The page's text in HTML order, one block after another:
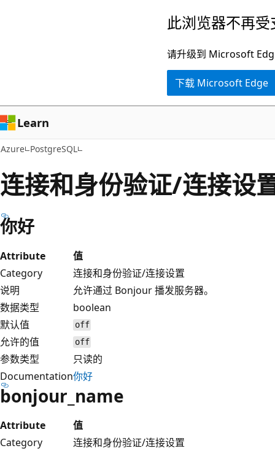
容
此浏览器不再
请升级到 Microsoft
下载 Microsoft Edge
Learn
Azure PostgreSQL
连接和身份验证/连接设
你好
Attribute
值
Category
连接和身份验证/连接设置
说明
允许通过 Bonjour 播发服务器。
数据类型
boolean
默认值
off
允许的值 off
参数类型
只读的
Documentation你好
bonjour_name
Attribute
值
Category
连接和身份验证/连接设置